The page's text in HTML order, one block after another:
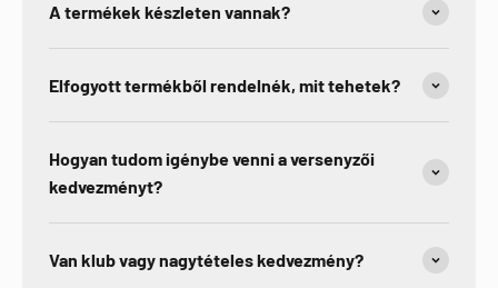
A termékek készleten vannak?
Elfogyott termékből rendelnék, mit tehetek?
Hogyan tudom igénybe venni a versenyzői
kedvezményt?
Van klub vagy nagytételes kedvezmény?